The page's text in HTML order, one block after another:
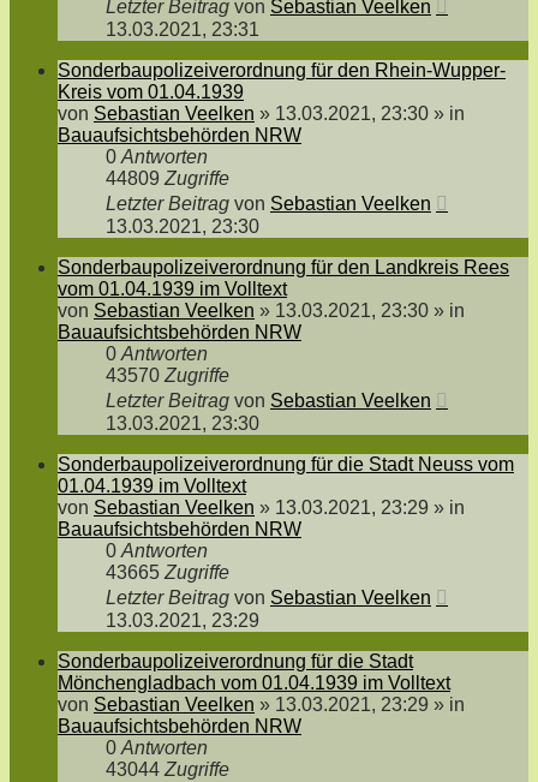
Letzter Beitrag von Sebastian Veelken
13.03.2021, 23:31
Sonderbaupolizeiverordnung für den Rhein-Wupper-
Kreis vom 01.04.1939
von Sebastian Veelken » 13.03.2021, 23:30 » in
Bauaufsichtsbehörden NRW
0 Antworten
44809 Zugriffe
Letzter Beitrag von Sebastian Veelken
13.03.2021, 23:30
Sonderbaupolizeiverordnung für den Landkreis Rees
vom 01.04.1939 im Volltext
von Sebastian Veelken » 13.03.2021, 23:30 » in
Bauaufsichtsbehörden NRW
0 Antworten
43570 Zugriffe
Letzter Beitrag von Sebastian Veelken
13.03.2021, 23:30
Sonderbaupolizeiverordnung für die Stadt Neuss vom
01.04.1939 im Volltext
von Sebastian Veelken » 13.03.2021, 23:29 » in
Bauaufsichtsbehörden NRW
0 Antworten
43665 Zugriffe
Letzter Beitrag von Sebastian Veelken
13.03.2021, 23:29
Sonderbaupolizeiverordnung für die Stadt
Mönchengladbach vom 01.04.1939 im Volltext
von Sebastian Veelken » 13.03.2021, 23:29 » in
Bauaufsichtsbehörden NRW
0 Antworten
43044 Zugriffe